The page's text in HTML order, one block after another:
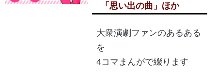
「思い出の曲」ほか
大衆演劇ファンのあるある
を
4コマまんがで綴ります